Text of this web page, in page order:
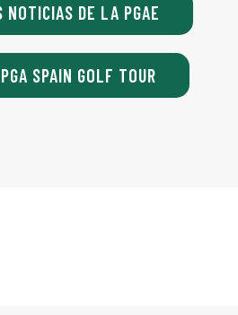
NOTICIAS DE LA PGAE
SPAIN GOLF TOUR